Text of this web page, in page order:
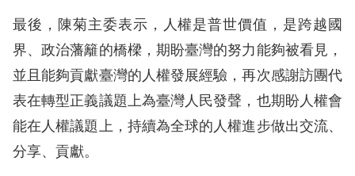
保
護
政
策
政
府
最後，陳菊主委表示，人權是普世價值，是跨越國
界、政治藩籬的橋樑，期盼臺灣的努力能夠被看見，
並且能夠貢獻臺灣的人權發展經驗，再次感謝訪團代
表在轉型正義議題上為臺灣人民發聲，也期盼人權會
能在人權議題上，持續為全球的人權進步做出交流、
分享、貢獻。